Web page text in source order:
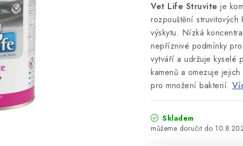
Vet Life Struvite je
rozpouštění struvitových
výskytu. Nízká
nepříznivé podmínky
vytváří a udržuje kyselé
kamenů a omezuje
pro množení bakterií.
Skladem